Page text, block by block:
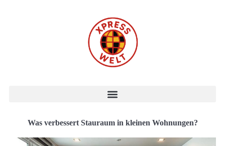
Was verbessert Stauraum in kleinen Wohnungen?